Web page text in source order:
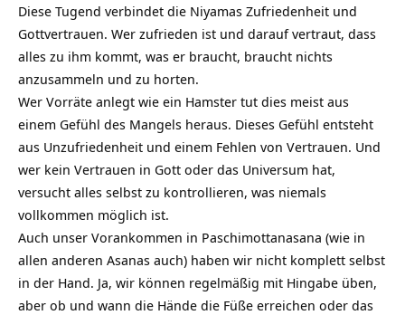
Diese Tugend verbindet die Niyamas Zufriedenheit und
Gottvertrauen. Wer zufrieden ist und darauf vertraut, dass
alles zu ihm kommt, was er braucht, braucht nichts
anzusammeln und zu horten.
Wer Vorräte anlegt wie ein Hamster tut dies meist aus
einem Gefühl des Mangels heraus. Dieses Gefühl entsteht
aus Unzufriedenheit und einem Fehlen von Vertrauen. Und
wer kein Vertrauen in Gott oder das Universum hat,
versucht alles selbst zu kontrollieren, was niemals
vollkommen möglich ist.
Auch unser Vorankommen in Paschimottanasana (wie in
allen anderen Asanas auch) haben wir nicht komplett selbst
in der Hand. Ja, wir können regelmäßig mit Hingabe üben,
aber ob und wann die Hände die Füße erreichen oder das